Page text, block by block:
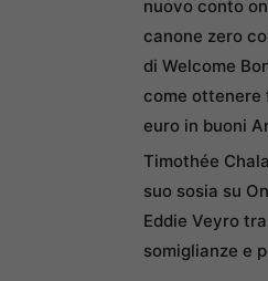
nuovo conto
canone zero
di Welcome
come ottenere
euro in buoni
Timothée
suo sosia su
Eddie Veyro tra
somiglianze e